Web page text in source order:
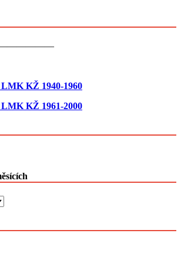
KŽ 1940-1960
KŽ 1961-2000